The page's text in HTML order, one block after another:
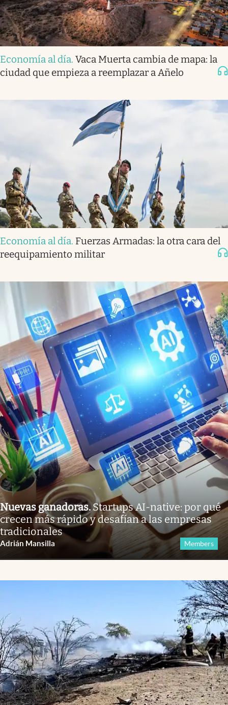
Economía al día. Vaca Muerta cambia de mapa: la
ciudad que empieza a reemplazar a Añelo
Economía al día. Fuerzas Armadas: la otra cara del
reequipamiento militar
Nuevas ganadoras.Startups AI-native: por qué
crecen más rápido y desafían a las empresas
tradicionales
Adrián Mansilla Members